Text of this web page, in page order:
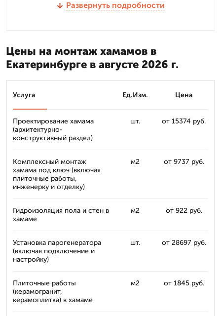
Развернуть подробности
Цены на монтаж хамамов в
Екатеринбурге в августе 2026 г.
Услуга Ед.Изм. Цена
Проектирование хамама
(архитектурно-
конструктивный раздел)
шт. от 15374 руб.
Комплексный монтаж
хамама под ключ (включая
плиточные работы,
инженерку и отделку)
м2 от 9737 руб.
Гидроизоляция пола и стен в
хамаме
м2 от 922 руб.
Установка парогенератора
(включая подключение и
настройку)
шт. от 28697 руб.
Плиточные работы
(керамогранит,
керамоплитка) в хамаме
м2 от 1845 руб.